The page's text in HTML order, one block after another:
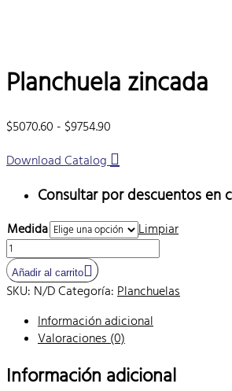
Planchuela zincada
$5070.60 - $9754.90
precios:
$5070.60
$9754.90
Download Catalog
Consultar por descuentos en
Medida
Limpiar
Planchuela
zincada
cantidad
Añadir al carrito
SKU: N/DCategoría: Planchuelas
Información adicional
Valoraciones (0)
Información adicional